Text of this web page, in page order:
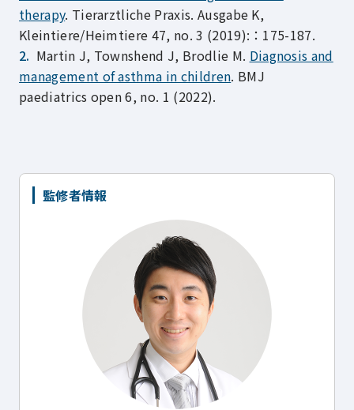
therapy. Tierarztliche Praxis. Ausgabe K,
Kleintiere/Heimtiere 47, no. 3 (2019):：175-187.
Martin J, Townshend J, Brodlie M. Diagnosis and
management of asthma in children. BMJ
paediatrics open 6, no. 1 (2022).
監修者情報